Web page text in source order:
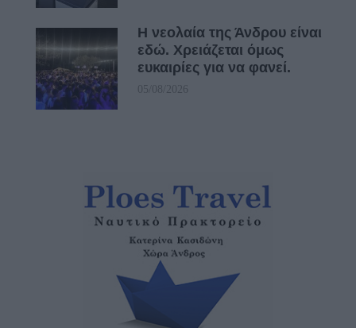
Η νεολαία της Άνδρου είναι
εδώ. Χρειάζεται όμως
ευκαιρίες για να φανεί.
05/08/2026